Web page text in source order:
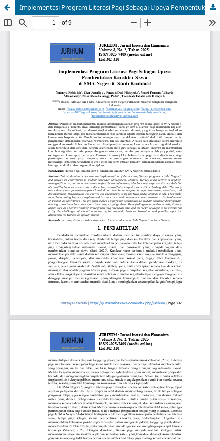
Implementasi Program Literasi Pagi Sebagai Upaya Pembentukan Karakter Siswa di SMA Negeri 6: Studi Kualitatif